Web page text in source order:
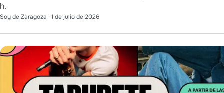
h.
Soy de Zaragoza · 1 de julio de 2026